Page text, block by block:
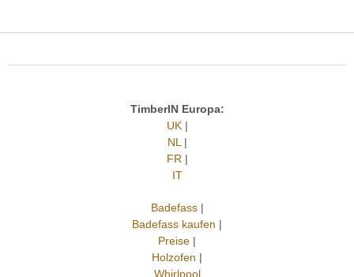
TimberIN Europa:
UK|
NL |
FR |
IT
Badefass|
Badefass kaufen |
Preise |
Holzofen |
Whirlpool